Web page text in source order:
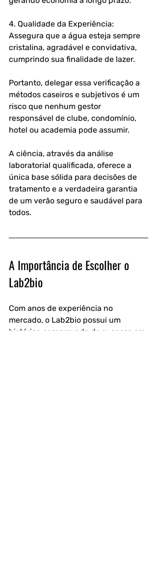
4. Qualidade da Experiência:
Assegura que a água esteja sempre
cristalina, agradável e convidativa,
cumprindo sua finalidade de lazer.
Portanto, delegar essa verificação a
métodos caseiros e subjetivos é um
risco que nenhum gestor
responsável de clube, condomínio,
hotel ou academia pode assumir.
A ciência, através da análise
laboratorial qualificada, oferece a
única base sólida para decisões de
tratamento e a verdadeira garantia
de um verão seguro e saudável para
todos.
A Importância de Escolher o
Lab2bio
Com anos de experiência no
mercado, o Lab2bio possui um
histórico comprovado de sucesso em